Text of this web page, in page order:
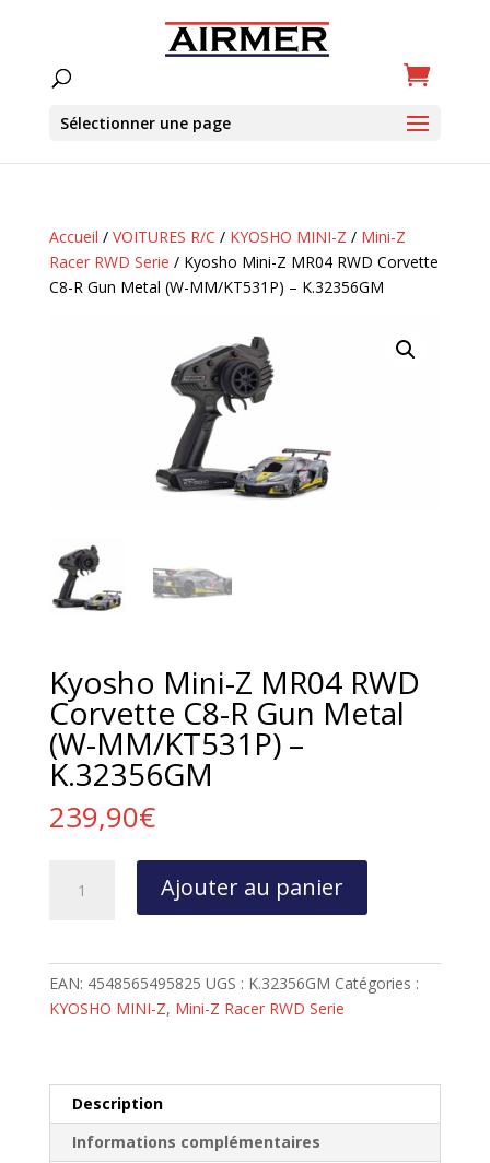
Sélectionner une page
Accueil / VOITURES R/C / KYOSHO MINI-Z / Mini-Z
Racer RWD Serie / Kyosho Mini-Z MR04 RWD Corvette
C8-R Gun Metal (W-MM/KT531P) – K.32356GM
Kyosho Mini-Z MR04 RWD
Corvette C8-R Gun Metal
(W-MM/KT531P) –
K.32356GM
239,90€
Gun
Metal
Ajouter au panier
EAN: 4548565495825 UGS : K.32356GM Catégories :
KYOSHO MINI-Z, Mini-Z Racer RWD Serie
Description
Informations complémentaires